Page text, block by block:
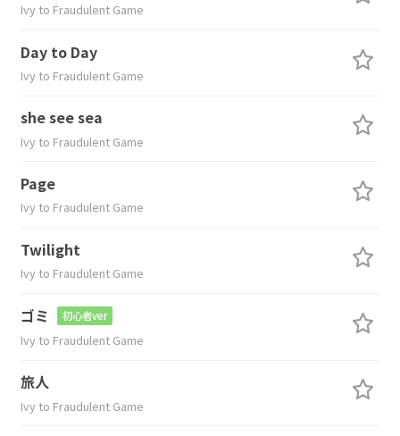
Ivy to Fraudulent Game
Day to Day
Ivy to Fraudulent Game
she see sea
Ivy to Fraudulent Game
Page
Ivy to Fraudulent Game
Twilight
Ivy to Fraudulent Game
ゴミ 初心者ver
Ivy to Fraudulent Game
旅人
Ivy to Fraudulent Game